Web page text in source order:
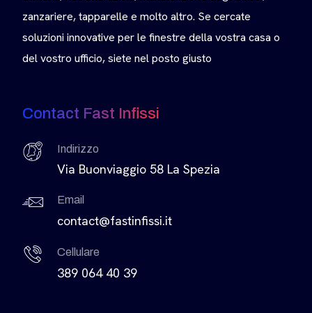
zanzariere, tapparelle e molto altro. Se cercate
soluzioni innovative per le finestre della vostra casa o
del vostro ufficio, siete nel posto giusto
Contact Fast Infissi
Indirizzo
Via Buonviaggio 58 La Spezia
Email
contact@fastinfissi.it
Cellulare
389 064 40 39